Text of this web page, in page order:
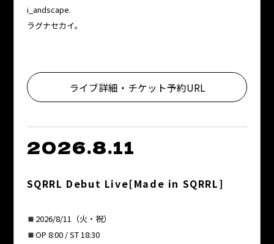
i_andscape.
ラグナセカイ。
ライブ詳細・チケット予約URL
2026.8.11
SQRRL Debut Live[Made in SQRRL]
2026/8/11（火・祝）
OP 8:00 / ST 18:30